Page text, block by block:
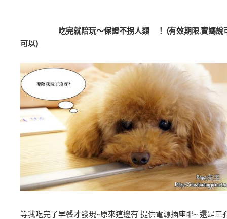
吃完就陪玩～保證不拐人類 ！ (有效期限.寶媽說
可以)
等我吃完了早餐才發現~原來這邊有 提供電源插座耶~ 還是三